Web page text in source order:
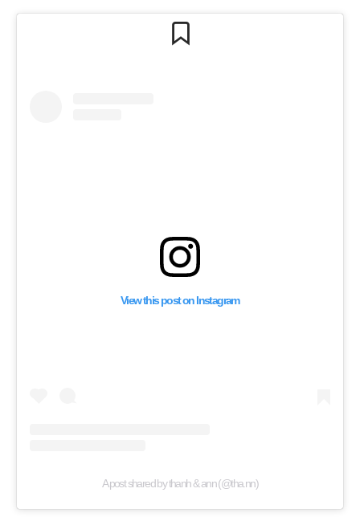
View this post on Instagram
A post shared by thanh & ann (@tha.nn)